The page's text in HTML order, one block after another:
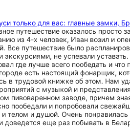
только для вас: главные замки,
путешествие оказалось просто
из 4-х человек, Иван возил и
Все путешествие было
экскурсиями, не успевали
где лучше всего пообедать и
есть настоящий фонарщик,
в трудовой книжке об этом. Нам
с музыкой и
пивоваренном заводе, причем
пообедали и попробовали
и телом и душой. Очень
еще раз побывать в